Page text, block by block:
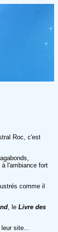
Roc, c'est
l'ambiance fort
comme il
, le Livre des
site...